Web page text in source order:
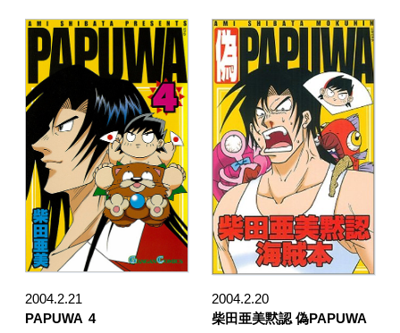
2004.2.21
PAPUWA 4
2004.2.20
柴田亜美黙認 偽PAPUWA